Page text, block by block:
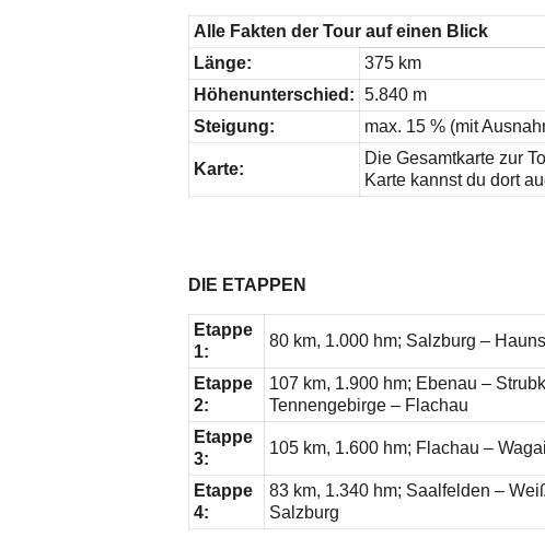
Alle Fakten der Tour auf einen Blick
Länge:
375 km
Höhenunterschied: 5.840 m
Steigung:
max. 15 % (mit
Karte:
Die Gesamtkarte zur
Karte kannst du dort
DIE ETAPPEN
Etappe
1:
80 km, 1.000 hm; Salzburg –
Etappe
2:
107 km, 1.900 hm; Ebenau –
Tennengebirge – Flachau
Etappe
3:
105 km, 1.600 hm; Flachau –
Etappe
4:
83 km, 1.340 hm; Saalfelden –
Salzburg